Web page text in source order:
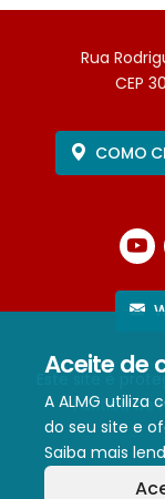
Aceite de
A ALMG utiliza
do seu site e
Saiba mais
Rua
CEP
COMO
Este site é
Política de
Termos